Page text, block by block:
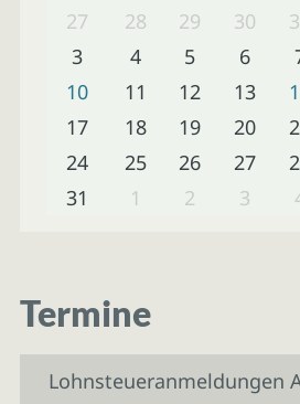
27
28 29 30
3
4 5 6
10
11 12 13
17
18 19 20
24
25 26 27
31
1 2 3
Termine
Lohnsteueranmeldungen